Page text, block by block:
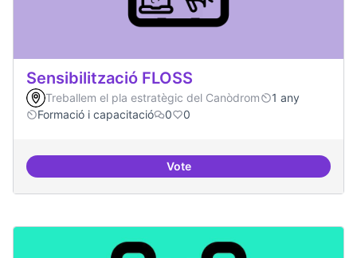
Sensibilització FLOSS
Treballem el pla estratègic del Canòdrom
1 any
Formació i capacitació
0 0
VoteSensibilització FLOSS